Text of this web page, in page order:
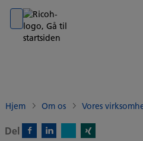
Go to banner
Go to content
Go to footer
Hjem Om os Vores
Del